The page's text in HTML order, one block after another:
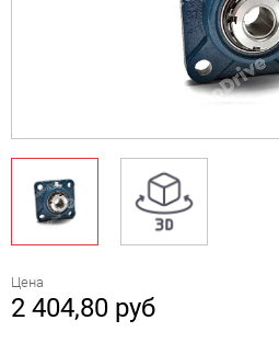
Цена
2 404,80 руб